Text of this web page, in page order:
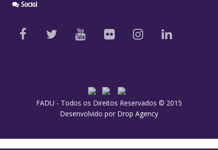
Social
FADU - Todos os Direitos Reservados © 2015
Desenvolvido por Drop Agency